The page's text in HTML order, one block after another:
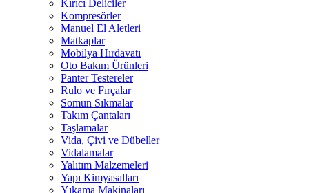
Kırıcı Deliciler
Kompresörler
Manuel El Aletleri
Matkaplar
Mobilya Hırdavatı
Oto Bakım Ürünleri
Panter Testereler
Rulo ve Fırçalar
Somun Sıkmalar
Takım Çantaları
Taşlamalar
Vida, Çivi ve Dübeller
Vidalamalar
Yalıtım Malzemeleri
Yapı Kimyasalları
Yıkama Makinaları